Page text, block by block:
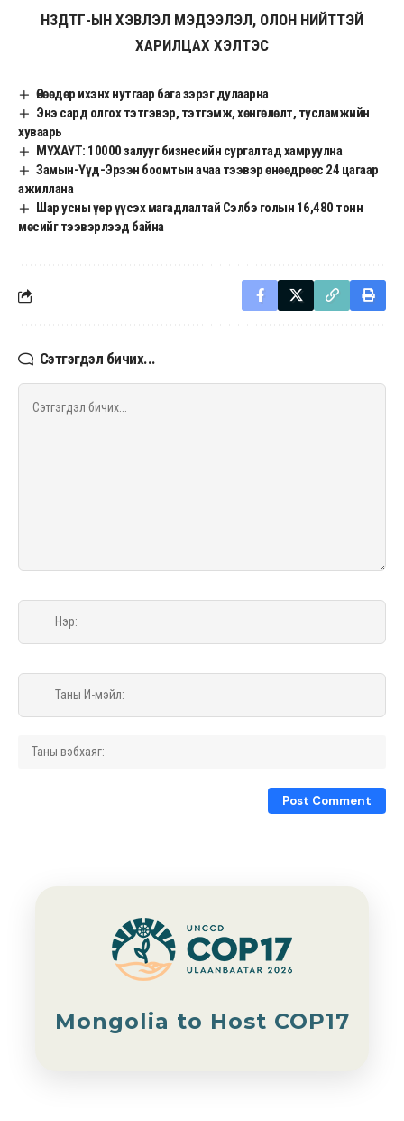
НЗДТГ-ЫН ХЭВЛЭЛ МЭДЭЭЛЭЛ, ОЛОН НИЙТТЭЙ
ХАРИЛЦАХ ХЭЛТЭС
Өнөөдөр ихэнх нутгаар бага зэрэг дулаарна
Энэ сард олгох тэтгэвэр, тэтгэмж, хөнгөлөлт, тусламжийн
хуваарь
МҮХАҮТ: 10000 залууг бизнесийн сургалтад хамруулна
Замын-Үүд-Эрээн боомтын ачаа тээвэр өнөөдрөөс 24 цагаар
ажиллана
Шар усны үер үүсэх магадлалтай Сэлбэ голын 16,480 тонн
мөсийг тээвэрлээд байна
Сэтгэгдэл бичих...
Mongolia to Host COP17